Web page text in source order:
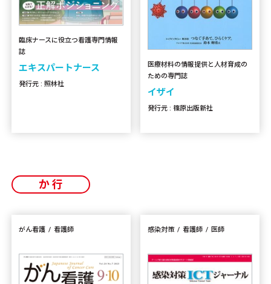
臨床ナースに役立つ看護専門情報
誌
エキスパートナース
発行元 : 照林社
医療材料の情報提供と人材育成の
ための専門誌
イザイ
発行元 : 篠原出版新社
か行
がん看護 看護師 感染対策 看護師 医師